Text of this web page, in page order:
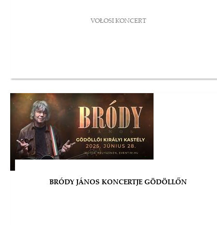
VOŁOSI KONCERT
BRÓDY JÁNOS KONCERTJE GÖDÖLLŐN